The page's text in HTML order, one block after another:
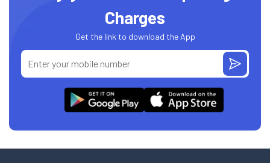
Charges
Get the link to download the App